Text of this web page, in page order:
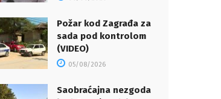
Požar kod Zagrađa za
sada pod kontrolom
(VIDEO)
05/08/2026
Saobraćajna nezgoda